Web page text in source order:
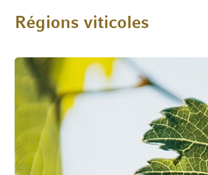
Régions viticoles